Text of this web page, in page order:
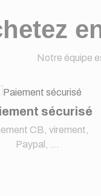
Notre équipe
sécurisé
CB, virement,
Paypal, ...